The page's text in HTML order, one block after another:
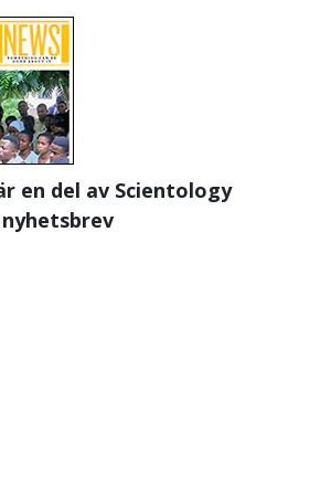
en del av Scientology